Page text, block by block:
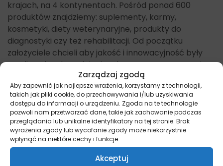
Zarządzaj zgodą
Aby zapewnić jak najlepsze wrażenia, korzystamy z technologii,
takich jak pliki cookie, do przechowywania i/lub uzyskiwania
dostępu do informacji o urządzeniu. Zgoda na te technologie
pozwoli nam przetwarzać dane, takie jak zachowanie podczas
przeglądania lub unikalne identyfikatory na tej stronie. Brak
wyrażenia zgody lub wycofanie zgody może niekorzystnie
wpłynąć na niektóre cechy i funkcje.
Akceptuj
krajach, na 4 kontynentach. Pośród ponad 600
produktów znajdziemy: suplementy, karmy,
kosmetyki, diety weterynaryjne, produkty do
diagnostyki czy też rehabilitacji. Od początku
założyciele chcieli aby jakość i innowacyjność były
możliwe do udowodnienia. Dlatego też VetExpert jest
na ten moment jedyną polską firmą z własną linią
produktów diagnostycznych. Również jedną z
niewielu na świecie, wydającą własny magazyn
naukowy „Veterinary Life”. Na koniec warto dodać iż
marka jest laureatem wielu prestiżowych nagród i
wyróżnień.
Zalety karmy VetExpert 4T Veterinary Diet